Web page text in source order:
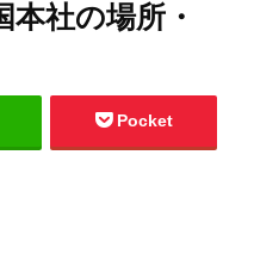
社の場所・
Pocket